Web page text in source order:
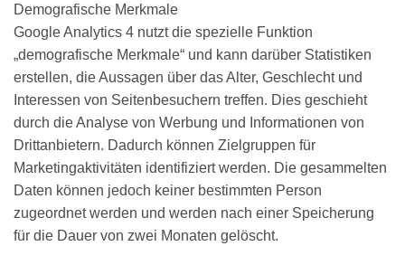
Demografische Merkmale
Google Analytics 4 nutzt die spezielle Funktion
„demografische Merkmale“ und kann darüber Statistiken
erstellen, die Aussagen über das Alter, Geschlecht und
Interessen von Seitenbesuchern treffen. Dies geschieht
durch die Analyse von Werbung und Informationen von
Drittanbietern. Dadurch können Zielgruppen für
Marketingaktivitäten identifiziert werden. Die gesammelten
Daten können jedoch keiner bestimmten Person
zugeordnet werden und werden nach einer Speicherung
für die Dauer von zwei Monaten gelöscht.